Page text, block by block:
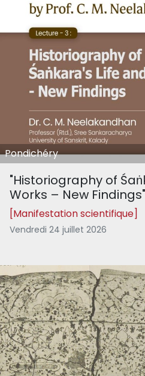
Pondichéry
"Historiography of
Works – New Findings"
[Manifestation scientifique]
Vendredi 24 juillet 2026